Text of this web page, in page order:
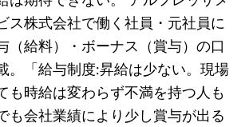
ス株式会社で働く社員・元社員に
（給料）・ボーナス（賞与）の口
。「給与制度:昇給は少ない。現場
も時給は変わらず不満を持つ人も
も会社業績により少し賞与が出る